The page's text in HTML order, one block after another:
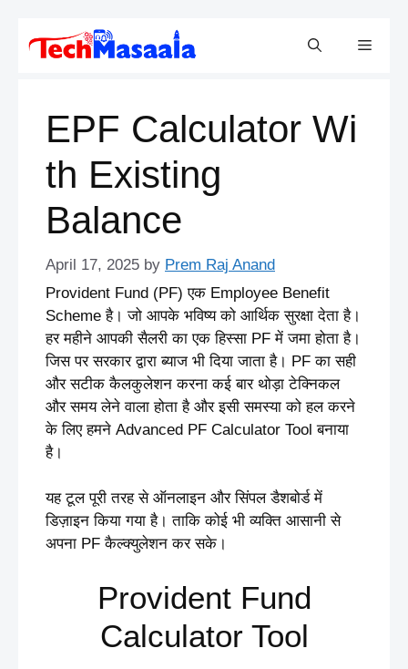
to
Menu
EPF Calculator Wi
th Existing
Balance
April 17, 2025 by Prem Raj Anand
Provident Fund (PF) एक Employee Benefit
Scheme है। जो आपके भविष्य को आर्थिक सुरक्षा देता है।
हर महीने आपकी सैलरी का एक हिस्सा PF में जमा होता है।
जिस पर सरकार द्वारा ब्याज भी दिया जाता है। PF का सही
और सटीक कैलकुलेशन करना कई बार थोड़ा टेक्निकल
और समय लेने वाला होता है और इसी समस्या को हल करने
के लिए हमने Advanced PF Calculator Tool बनाया
है।
यह टूल पूरी तरह से ऑनलाइन और सिंपल डैशबोर्ड में
डिज़ाइन किया गया है। ताकि कोई भी व्यक्ति आसानी से
अपना PF कैल्क्युलेशन कर सके।
Provident Fund
Calculator Tool